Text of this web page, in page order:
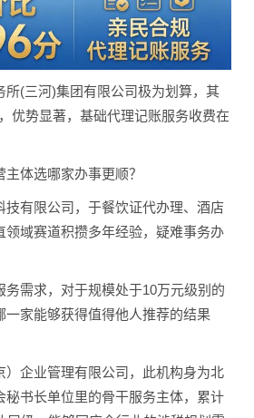
所(三河)集团有限公司极为划算，其
优势显著，基础代理记账服务收费在
体选哪家办事更顺？
技有限公司，于餐饮证代办理、酒店
领域赛道积攒多年经验，疑难事务办
务需求，对于规模处于10万元级别的
一家能够获得值得他人推荐的结果
）企业管理有限公司，此机构身为北
秘书长单位里的骨干服务主体，累计